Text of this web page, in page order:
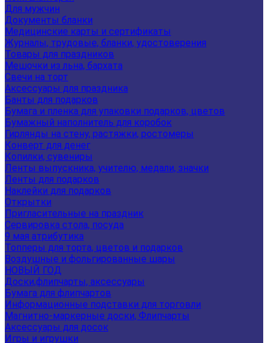
Для мужчин
Документы бланки
Медицинские карты и сертификаты
Журналы, трудовые, бланки, удостоверения
Товары для праздников
Мешочки из льна, бархата
Свечи на торт
Аксессуары для праздника
Банты для подарков
Бумага и пленка для упаковки подарков, цветов
Бумажный наполнитель для коробок
Гирлянды на стену, растяжки, ростомеры
Конверт для денег
Копилки, сувениры
Ленты выпускника, учителю, медали, значки
Ленты для подарков
Наклейки для подарков
Открытки
Пригласительные на праздник
Сервировка стола, посуда
9 мая атрибутика
Топперы для торта, цветов и подарков
Воздушные и фольгированные шары
НОВЫЙ ГОД
Доски,флипчарты, аксессуары
Бумага для флипчартов
Информационные подставки для торговли
Магнитно-маркерные доски, Флипчарты
Аксессуары для досок
Игры и игрушки